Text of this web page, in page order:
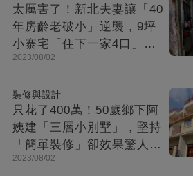
太厲害了！新北夫妻讓「40
年房齡老破小」逆襲，9坪
小寨宅「住下一家4口」，
收納超強超舒適
2023/08/02
裝修與設計
只花了400萬！50歲鄉下阿
姨建「三層小別墅」，堅持
「簡單裝修」卻效果驚人：
一進屋就療愈了
2023/08/02